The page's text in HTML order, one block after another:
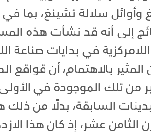
وأوائل سلالة تشينغ، بما
إلى أنه قد نشأت هذه
في بدايات صناعة
بالاهتمام، أن قواقع
من تلك الموجودة في
السابقة، بدلًا من ذلك
الثامن عشر، إذ كان هذا